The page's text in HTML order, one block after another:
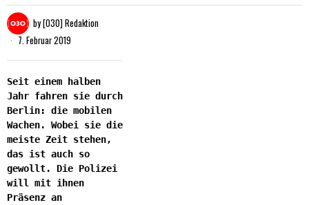
by[030] Redaktion
7. Februar 2019
Seit einem halben
Jahr fahren sie durch
Berlin: die mobilen
Wachen. Wobei sie die
meiste Zeit stehen,
das ist auch so
gewollt. Die Polizei
will mit ihnen
Präsenz an